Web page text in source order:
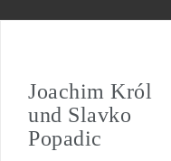
Michael
Joachim Król
und Slavko
Popadic